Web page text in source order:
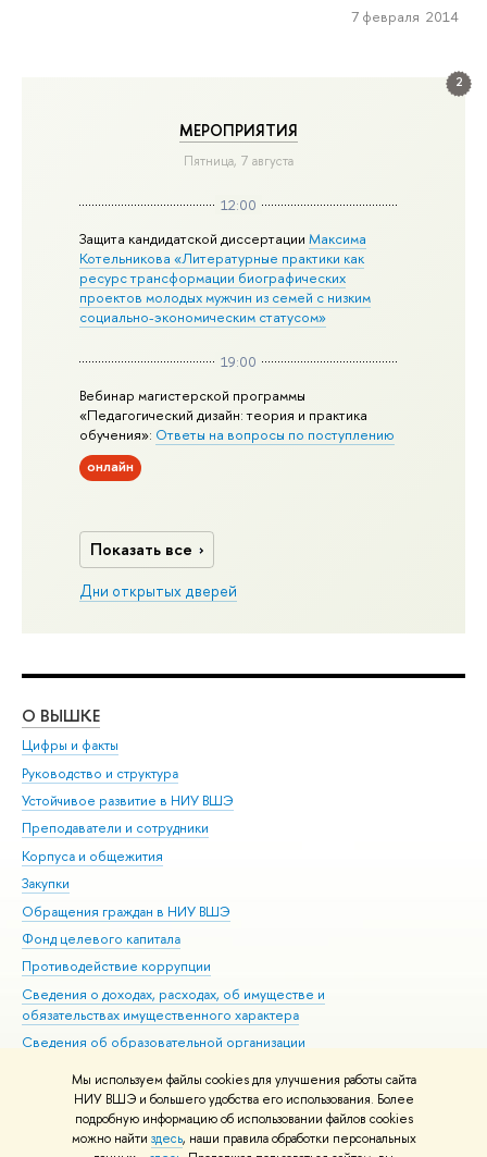
Мы используем файлы cookies для улучшения работы сайта
НИУ ВШЭ и большего удобства его использования. Более
подробную информацию об использовании файлов cookies
можно найти здесь, наши правила обработки персональных
2
МЕРОПРИЯТИЯ
Пятница, 7 августа
12:00
Защита кандидатской диссертацииМаксима
Котельникова «Литературные практики как
ресурс трансформации биографических
проектов молодых мужчин из семей с низким
социально-экономическим статусом»
19:00
Вебинар магистерской программы
«Педагогический дизайн: теория и практика
обучения»: Ответы на вопросы по поступлению
онлайн
Показать все
Дни открытых дверей
7 февраля 2014
О ВЫШКЕ
Цифры и факты
Руководство и структура
Устойчивое развитие в НИУ ВШЭ
Преподаватели и сотрудники
Корпуса и общежития
Закупки
Обращения граждан в НИУ ВШЭ
Фонд целевого капитала
Противодействие коррупции
Сведения о доходах, расходах, об имуществе и
обязательствах имущественного характера
Сведения об образовательной организации
Людям с ограниченными возможностями здоровья
Единая платежная страница
Работа в Вышке